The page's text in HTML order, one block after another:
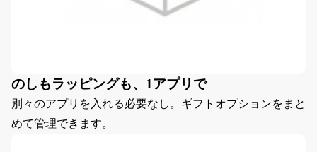
のしもラッピングも、1アプリで
別々のアプリを入れる必要なし。ギフトオプションをまと
めて管理できます。